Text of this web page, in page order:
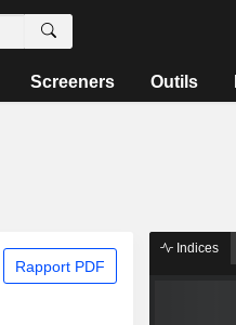
Screeners Outils
Rapport PDF
Indices